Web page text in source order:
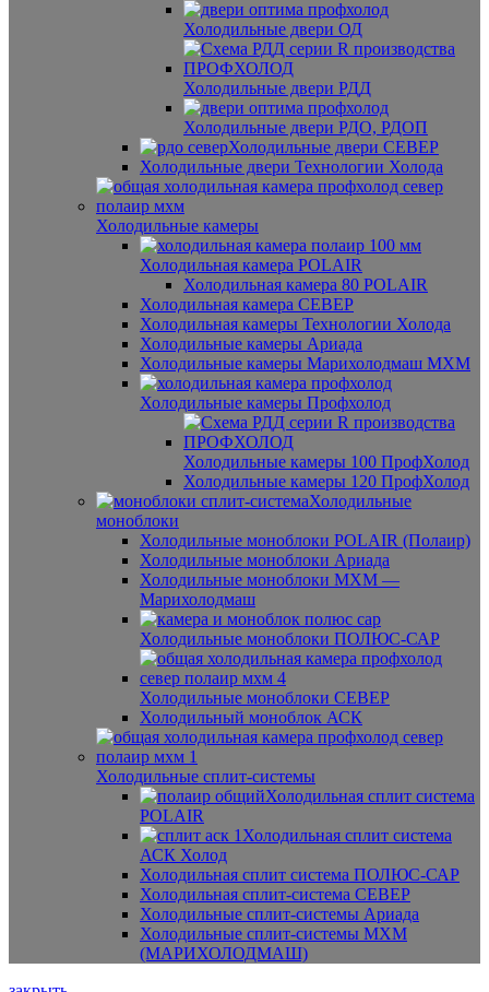
Холодильные двери ОД
Холодильные двери РДД
Холодильные двери РДО, РДОП
Холодильные двери СЕВЕР
Холодильные двери Технологии Холода
Холодильные камеры
Холодильная камера POLAIR
Холодильная камера 80 POLAIR
Холодильная камера СЕВЕР
Холодильная камеры Технологии Холода
Холодильные камеры Ариада
Холодильные камеры Марихолодмаш МХМ
Холодильные камеры Профхолод
Холодильные камеры 100 ПрофХолод
Холодильные камеры 120 ПрофХолод
Холодильные
моноблоки
Холодильные моноблоки POLAIR (Полаир)
Холодильные моноблоки Ариада
Холодильные моноблоки МХМ —
Марихолодмаш
Холодильные моноблоки ПОЛЮС-САР
Холодильные моноблоки СЕВЕР
Холодильный моноблок АСК
Холодильные сплит-системы
Холодильная сплит система
POLAIR
Холодильная сплит система
АСК Холод
Холодильная сплит система ПОЛЮС-САР
Холодильная сплит-система СЕВЕР
Холодильные сплит-системы Ариада
Холодильные сплит-системы МХМ
(МАРИХОЛОДМАШ)